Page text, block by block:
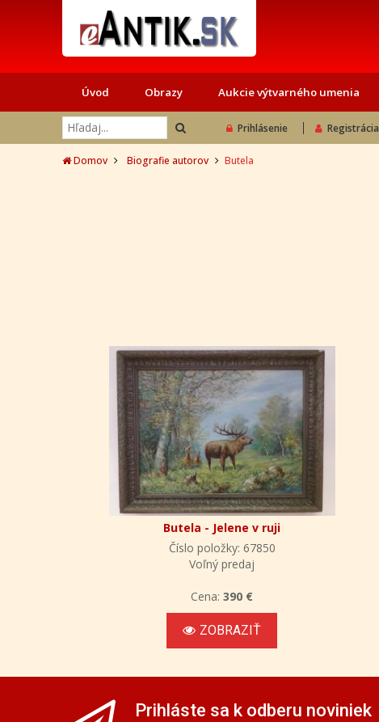
Úvod Obrazy Aukcie výtvarného umenia
Prihlásenie Registrácia
Domov Biografie autorov Butela
Butela - Jelene v ruji
Číslo položky: 67850
Voľný predaj
Cena:390 €
ZOBRAZIŤ
Prihláste sa k odberu noviniek